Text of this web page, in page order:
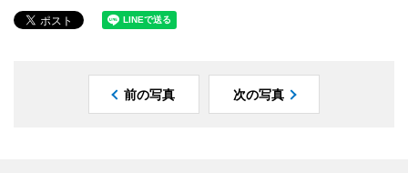
前の写真 次の写真